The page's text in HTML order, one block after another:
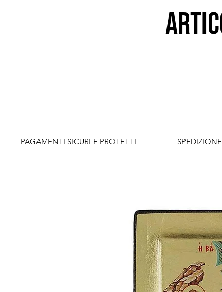
PAGAMENTI SICURI E PROTETTI